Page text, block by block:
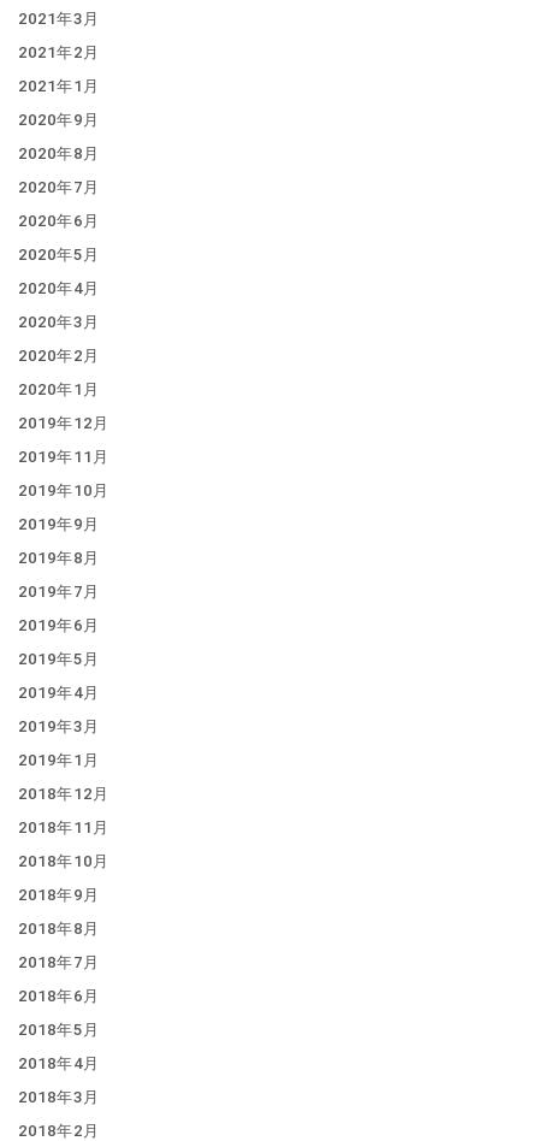
2021年3月
2021年2月
2021年1月
2020年9月
2020年8月
2020年7月
2020年6月
2020年5月
2020年4月
2020年3月
2020年2月
2020年1月
2019年12月
2019年11月
2019年10月
2019年9月
2019年8月
2019年7月
2019年6月
2019年5月
2019年4月
2019年3月
2019年1月
2018年12月
2018年11月
2018年10月
2018年9月
2018年8月
2018年7月
2018年6月
2018年5月
2018年4月
2018年3月
2018年2月